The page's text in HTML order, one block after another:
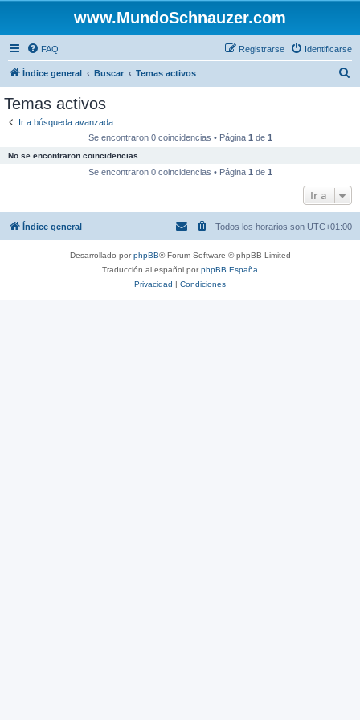
www.MundoSchnauzer.com
FAQ Identificarse
Registrarse
Índice general Buscar Temas activos
Temas activos
Ir a búsqueda avanzada
Se encontraron 0 coincidencias • Página 1 de 1
No se encontraron coincidencias.
Se encontraron 0 coincidencias • Página 1 de 1
Ir a
Índice general Todos los horarios son UTC+01:00
Desarrollado porphpBB® Forum Software © phpBB Limited
Traducción al español porphpBB España
Privacidad | Condiciones